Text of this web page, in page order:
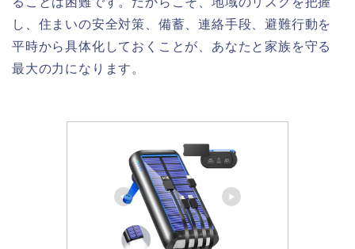
し、住まいの安全対策、備蓄、連絡手段、避難行動を
平時から具体化しておくことが、あなたと家族を守る
最大の力になります。